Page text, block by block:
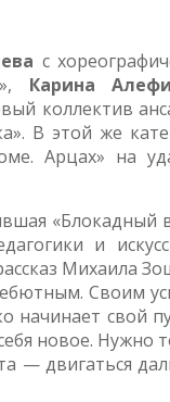
с
Карина
коллектив
В этой же
Арцах» на
«Блокадный
и
Михаила
Своим
начинает свой
новое. Нужно
— двигаться